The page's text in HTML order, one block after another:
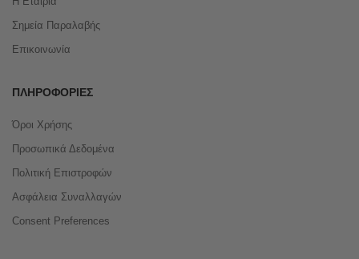
Σημεία Παραλαβής
Επικοινωνία
ΠΛΗΡΟΦΟΡΊΕΣ
Όροι Χρήσης
Προσωπικά Δεδομένα
Πολιτική Επιστροφών
Ασφάλεια Συναλλαγών
Consent Preferences